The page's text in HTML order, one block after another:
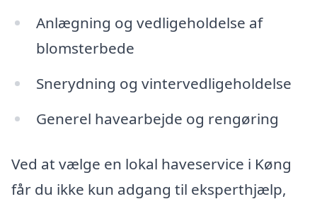
Anlægning og vedligeholdelse af
blomsterbede
Snerydning og vintervedligeholdelse
Generel havearbejde og rengøring
Ved at vælge en lokal haveservice i Køng
får du ikke kun adgang til eksperthjælp,